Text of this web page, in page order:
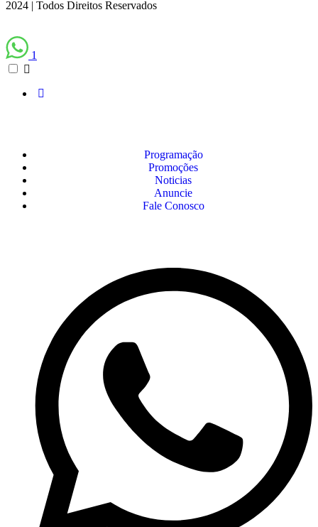
2024 | Todos Direitos Reservados
1
Programação
Promoções
Noticias
Anuncie
Fale Conosco